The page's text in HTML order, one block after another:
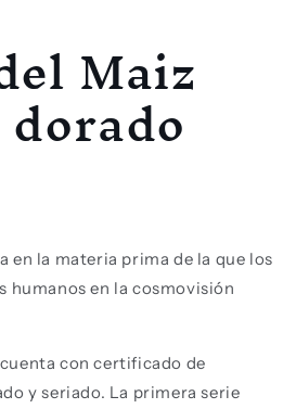
Maiz
en la materia prima de la que los
humanos en la cosmovisión
con certificado de
y seriado. La primera serie